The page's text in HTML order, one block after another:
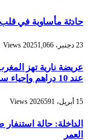
حادثة مأساوية في
23 دجنبر، 2025 1,066
Views
عريضة نارية تهز
عند 10 دراهم وإحياء سامير
15 أبريل، 2026 591
Views
الداخلة: حالة
العمر